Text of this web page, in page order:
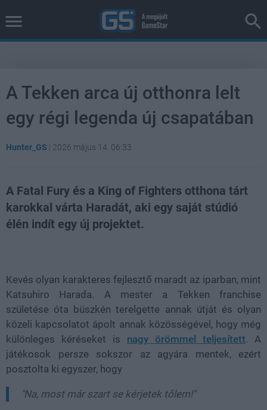
A Tekken arca új otthonra lelt
egy régi legenda új csapatában
Hunter_GS | 2026 május 14. 06:33
A Fatal Fury és a King of Fighters otthona tárt
karokkal várta Haradát, aki egy saját stúdió
élén indít egy új projektet.
Kevés olyan karakteres fejlesztő maradt az iparban, mint
Katsuhiro Harada. A mester a Tekken franchise
születése óta büszkén terelgette annak útját és olyan
közeli kapcsolatot ápolt annak közösségével, hogy még
különleges kéréseket is nagy örömmel teljesített. A
játékosok persze sokszor az agyára mentek, ezért
posztolta ki egyszer, hogy
"Na, most már szart se kérjetek tőlem!"